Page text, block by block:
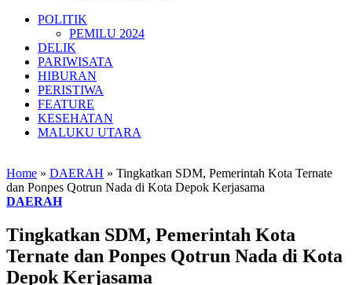
POLITIK
PEMILU 2024
DELIK
PARIWISATA
HIBURAN
PERISTIWA
FEATURE
KESEHATAN
MALUKU UTARA
Home » DAERAH » Tingkatkan SDM, Pemerintah Kota Ternate
dan Ponpes Qotrun Nada di Kota Depok Kerjasama
DAERAH
Tingkatkan SDM, Pemerintah Kota
Ternate dan Ponpes Qotrun Nada di Kota
Depok Kerjasama